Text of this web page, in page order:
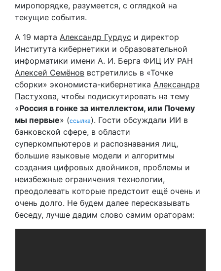
миропорядке, разумеется, с оглядкой на
текущие события.
А 19 марта Александр Гурдус и директор
Института кибернетики и образовательной
информатики имени А. И. Берга ФИЦ ИУ РАН
Алексей Семёнов встретились в «Точке
сборки» экономиста-кибернетика Александра
Пастухова, чтобы подискутировать на тему
«Россия в гонке за интеллектом, или Почему
мы первые» (ссылка). Гости обсуждали ИИ в
банковской сфере, в области
суперкомпьютеров и распознавания лиц,
большие языковые модели и алгоритмы
создания цифровых двойников, проблемы и
неизбежные ограничения технологии,
преодолевать которые предстоит ещё очень и
очень долго. Не будем далее пересказывать
беседу, лучше дадим слово самим ораторам: